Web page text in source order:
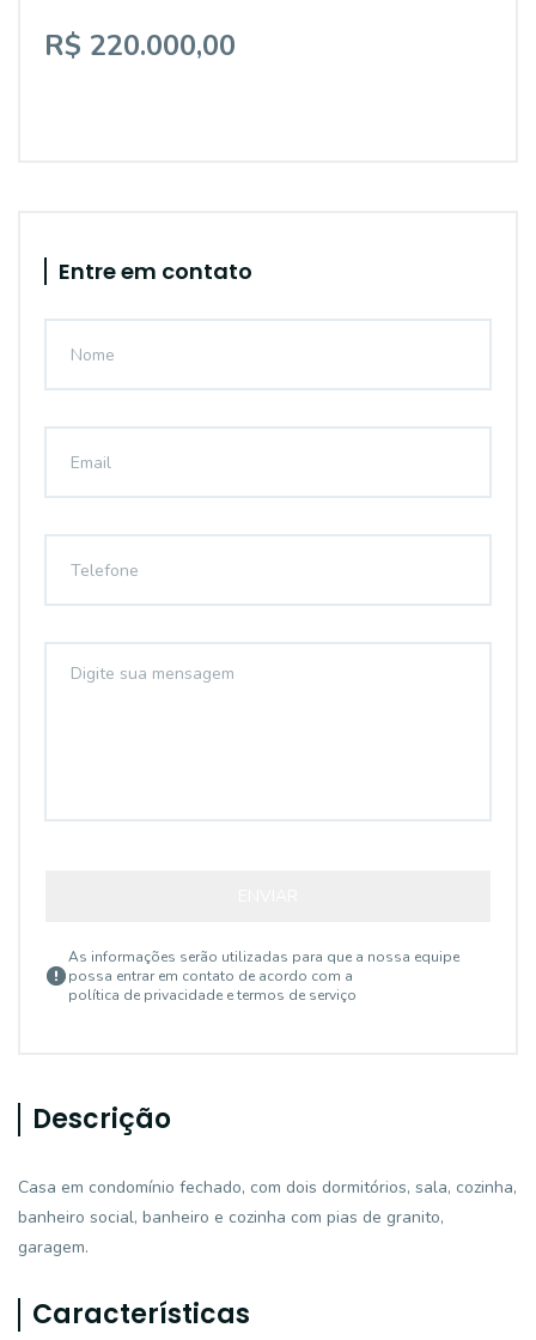
R$ 220.000,00
Entre em contato
As informações serão utilizadas para que a nossa equipe
possa entrar em contato de acordo com a
política de privacidade e termos de serviço
Descrição
Casa em condomínio fechado, com dois dormitórios, sala, cozinha,
banheiro social, banheiro e cozinha com pias de granito,
garagem.
Características